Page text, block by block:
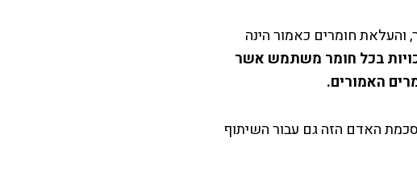
והעלאת חומרים כאמור הינה
בכל חומר משתמש אשר
האמורים.
האדם הזה גם עבור השיתוף